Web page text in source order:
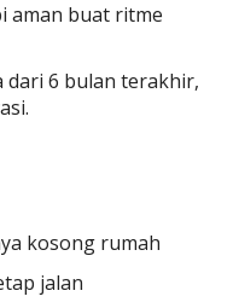
aman buat ritme
dari 6 bulan terakhir,
kosong rumah
jalan